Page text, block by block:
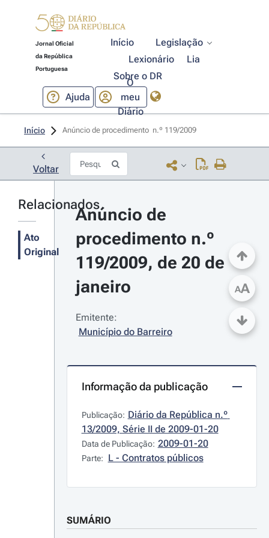
Jornal Oficial
da República
Portuguesa
Início
Legislação
Lexionário
Lia
Sobre o DR
Ajuda
O
meu
Diário
Início Anúncio de procedimento  n.º 119/2009
Voltar
Relacionados
Ato
Original
Anúncio de
procedimento n.º
119/2009, de 20 de
janeiro
Emitente:
Município do Barreiro
Informação da publicação
Publicação: Diário da República n.º
13/2009, Série II de 2009-01-20
Data de Publicação: 2009-01-20
Parte: L - Contratos públicos
SUMÁRIO
AA